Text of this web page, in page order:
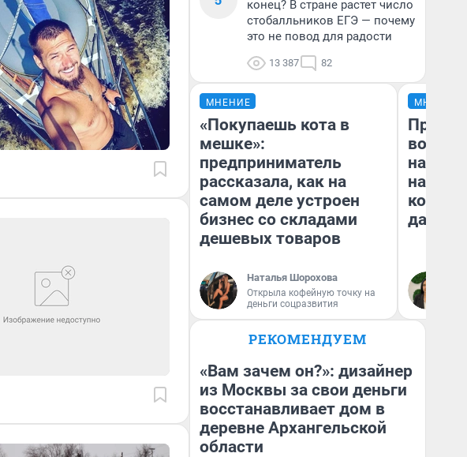
конец? В стране растет число
стобалльников ЕГЭ — почему
это не повод для радости
13 387 82
МНЕНИЕ
«Покупаешь кота в
мешке»:
предприниматель
рассказала, как на
самом деле устроен
бизнес со складами
дешевых товаров
Наталья Шорохова
Открыла кофейную точку на
деньги соцразвития
МНЕНИЕ
нам
даже
РЕКОМЕНДУЕМ
«Вам зачем он?»: дизайнер
из Москвы за свои деньги
восстанавливает дом в
деревне Архангельской
области